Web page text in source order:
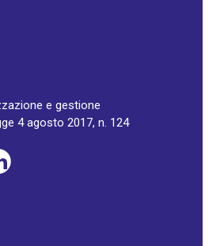
e gestione
4 agosto 2017, n. 124